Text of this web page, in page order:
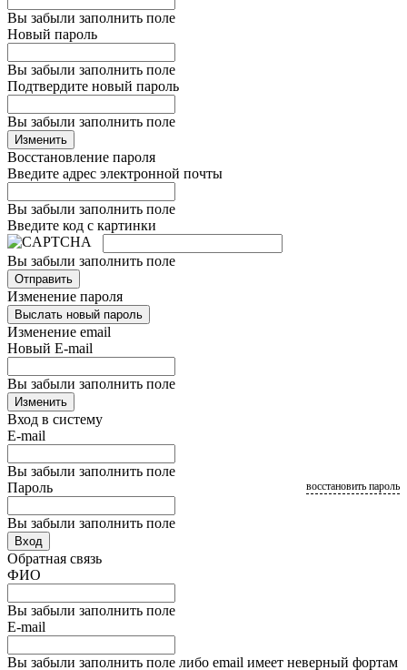
Вы забыли заполнить поле
Новый пароль
Вы забыли заполнить поле
Подтвердите новый пароль
Вы забыли заполнить поле
Изменить
Восстановление пароля
Введите адрес электронной почты
Вы забыли заполнить поле
Введите код с картинки
Вы забыли заполнить поле
Отправить
Изменение пароля
Выслать новый пароль
Изменение email
Новый E-mail
Вы забыли заполнить поле
Изменить
Вход в систему
E-mail
Вы забыли заполнить поле
Пароль
Вы забыли заполнить поле
восстановить пароль
Вход
Обратная связь
ФИО
Вы забыли заполнить поле
E-mail
Вы забыли заполнить поле либо email имеет неверный фортам